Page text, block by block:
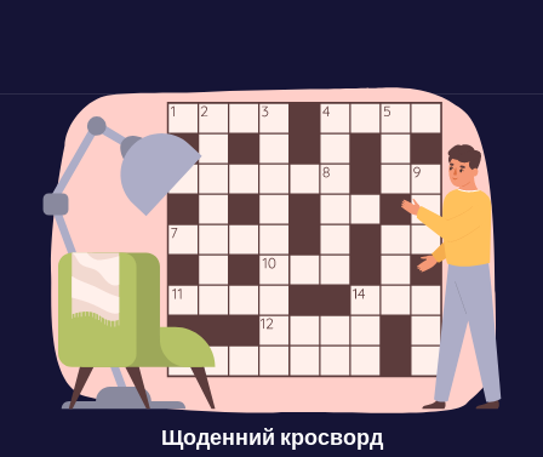
Щоденний кросворд